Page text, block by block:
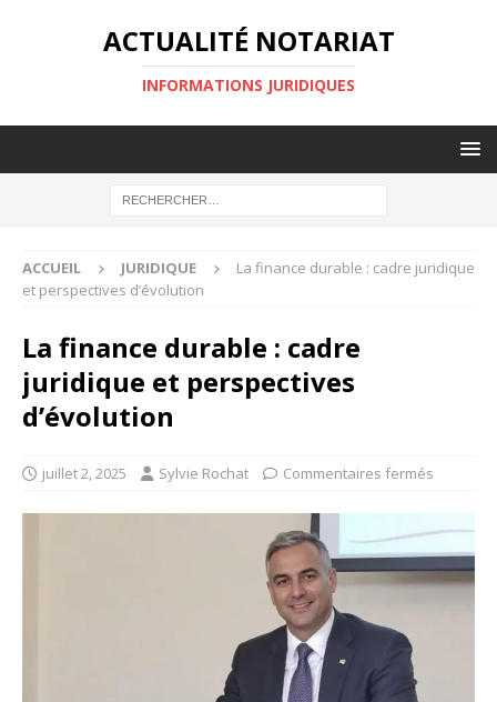
ACTUALITÉ NOTARIAT
INFORMATIONS JURIDIQUES
ACCUEIL JURIDIQUE
La finance durable : cadre juridique
et perspectives d’évolution
La finance durable : cadre
juridique et perspectives
d’évolution
juillet 2, 2025 Sylvie Rochat Commentaires fermés